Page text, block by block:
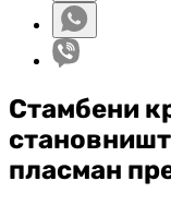
Стамбени
пласман